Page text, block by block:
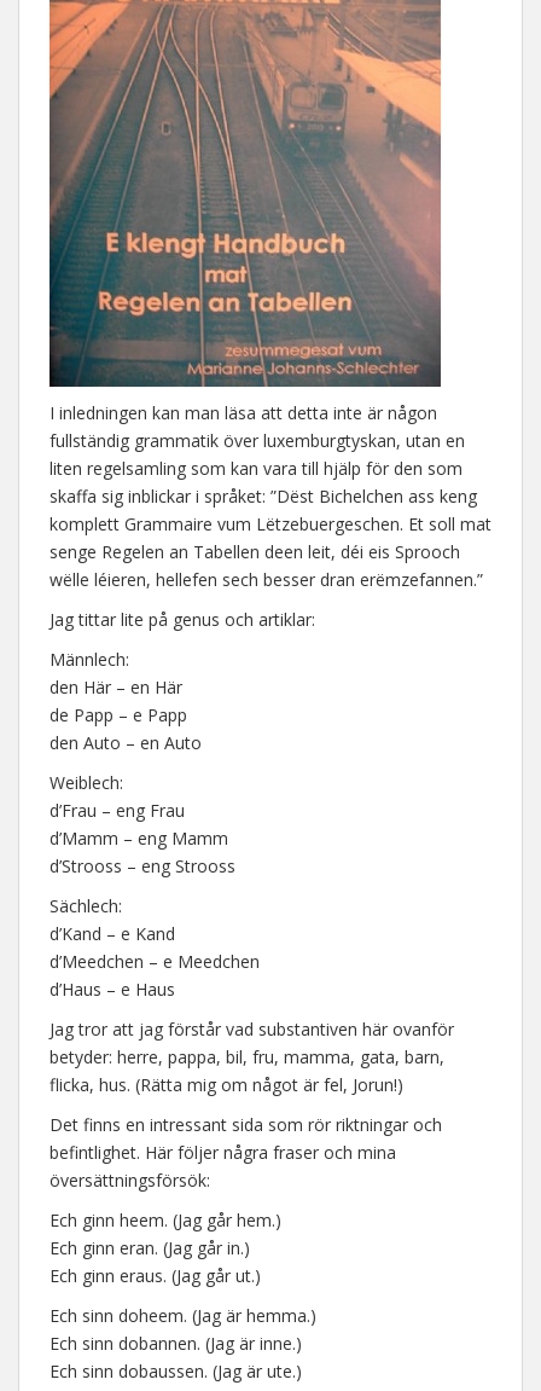
I inledningen kan man läsa att detta inte är någon
fullständig grammatik över luxemburgtyskan, utan en
liten regelsamling som kan vara till hjälp för den som
skaffa sig inblickar i språket: ”Dëst Bichelchen ass keng
komplett Grammaire vum Lëtzebuergeschen. Et soll mat
senge Regelen an Tabellen deen leit, déi eis Sprooch
wëlle léieren, hellefen sech besser dran erëmzefannen.”
Jag tittar lite på genus och artiklar:
Männlech:
den Här – en Här
de Papp – e Papp
den Auto – en Auto
Weiblech:
d’Frau – eng Frau
d’Mamm – eng Mamm
d’Strooss – eng Strooss
Sächlech:
d’Kand – e Kand
d’Meedchen – e Meedchen
d’Haus – e Haus
Jag tror att jag förstår vad substantiven här ovanför
betyder: herre, pappa, bil, fru, mamma, gata, barn,
flicka, hus. (Rätta mig om något är fel, Jorun!)
Det finns en intressant sida som rör riktningar och
befintlighet. Här följer några fraser och mina
översättningsförsök:
Ech ginn heem. (Jag går hem.)
Ech ginn eran. (Jag går in.)
Ech ginn eraus. (Jag går ut.)
Ech sinn doheem. (Jag är hemma.)
Ech sinn dobannen. (Jag är inne.)
Ech sinn dobaussen. (Jag är ute.)